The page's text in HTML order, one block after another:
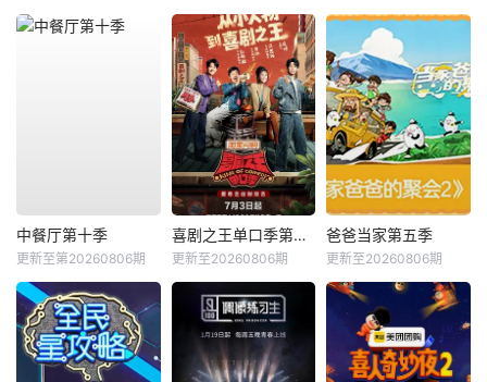
中餐厅第十季
更新至第20260806期
喜剧之王单口季第三季
更新至20260806期
爸爸当家第五季
更新至20260806期